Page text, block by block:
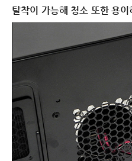
탈착이 가능해 청소 또한 용이